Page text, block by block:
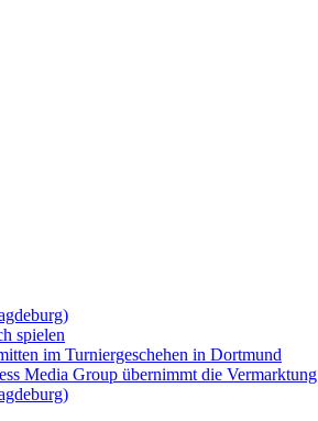
spielen
im Turniergeschehen in Dortmund
Media Group übernimmt die Vermarktung